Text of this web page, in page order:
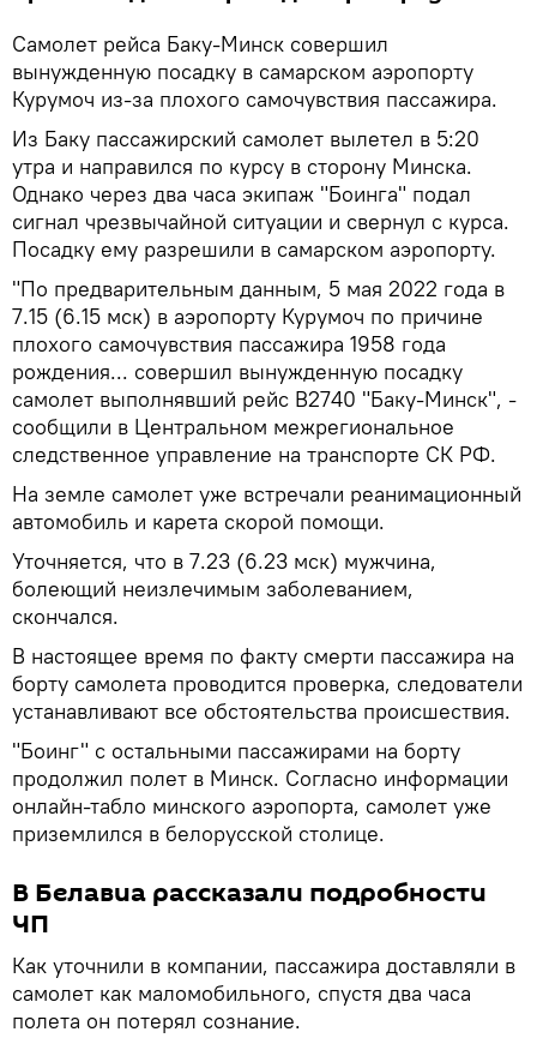
Самолет рейса Баку-Минск совершил
вынужденную посадку в самарском аэропорту
Курумоч из-за плохого самочувствия пассажира.
Из Баку пассажирский самолет вылетел в 5:20
утра и направился по курсу в сторону Минска.
Однако через два часа экипаж "Боинга" подал
сигнал чрезвычайной ситуации и свернул с курса.
Посадку ему разрешили в самарском аэропорту.
"По предварительным данным, 5 мая 2022 года в
7.15 (6.15 мск) в аэропорту Курумоч по причине
плохого самочувствия пассажира 1958 года
рождения... совершил вынужденную посадку
самолет выполнявший рейс В2740 "Баку-Минск", -
сообщили в Центральном межрегиональное
следственное управление на транспорте СК РФ.
На земле самолет уже встречали реанимационный
автомобиль и карета скорой помощи.
Уточняется, что в 7.23 (6.23 мск) мужчина,
болеющий неизлечимым заболеванием,
скончался.
В настоящее время по факту смерти пассажира на
борту самолета проводится проверка, следователи
устанавливают все обстоятельства происшествия.
"Боинг" с остальными пассажирами на борту
продолжил полет в Минск. Согласно информации
онлайн-табло минского аэропорта, самолет уже
приземлился в белорусской столице.
В Белавиа рассказали подробности
ЧП
Как уточнили в компании, пассажира доставляли в
самолет как маломобильного, спустя два часа
полета он потерял сознание.